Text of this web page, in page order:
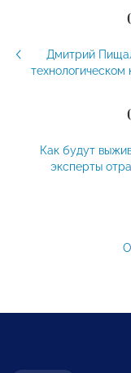
Дмитрий
технологическом
Как будут
эксперты